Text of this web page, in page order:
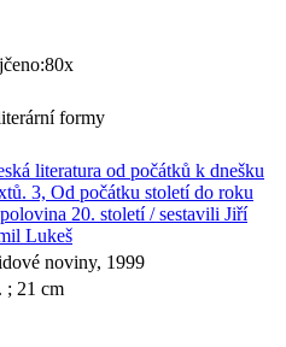
formy
literatura od počátků k dnešku
3, Od počátku století do roku
20. století / sestavili Jiří
Lukeš
noviny, 1999
; 21 cm